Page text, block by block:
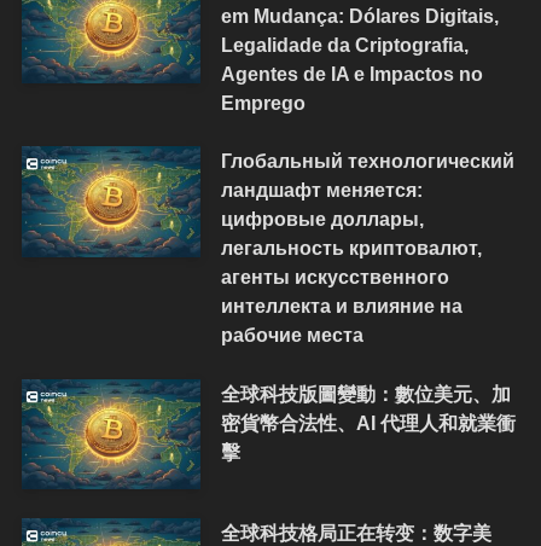
em Mudança: Dólares Digitais,
Legalidade da Criptografia,
Agentes de IA e Impactos no
Emprego
Глобальный технологический
ландшафт меняется:
цифровые доллары,
легальность криптовалют,
агенты искусственного
интеллекта и влияние на
рабочие места
全球科技版圖變動：數位美元、加
密貨幣合法性、AI 代理人和就業衝
擊
全球科技格局正在转变：数字美